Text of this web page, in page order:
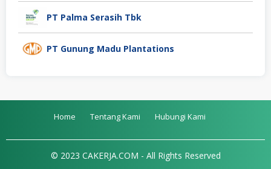
PT Palma Serasih Tbk
PT Gunung Madu Plantations
Home Tentang Kami Hubungi Kami
© 2023 CAKERJA.COM - All Rights Reserved